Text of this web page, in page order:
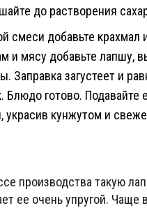
до растворения
смеси добавьте крахмал
и мясу добавьте лапшу,
Заправка загустеет и
Блюдо готово.
украсив кунжутом и
производства такую
ее очень упругой.